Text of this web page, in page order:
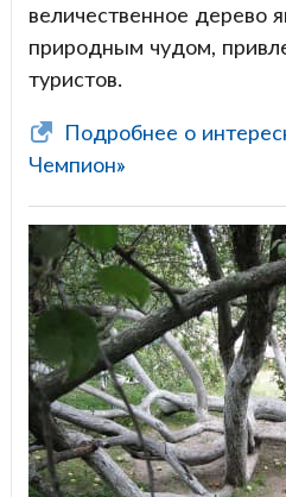
величественное дерево
природным чудом,
туристов.
Подробнее о
Чемпион»